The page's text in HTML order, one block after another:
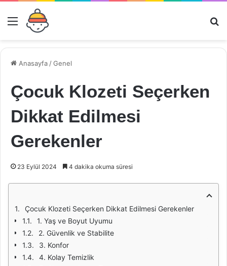
Menü
Anasayfa /Genel
Çocuk Klozeti Seçerken
Dikkat Edilmesi
Gerekenler
23 Eylül 2024 4 dakika okuma süresi
Çocuk Klozeti Seçerken Dikkat Edilmesi Gerekenler
1. Yaş ve Boyut Uyumu
2. Güvenlik ve Stabilite
3. Konfor
4. Kolay Temizlik